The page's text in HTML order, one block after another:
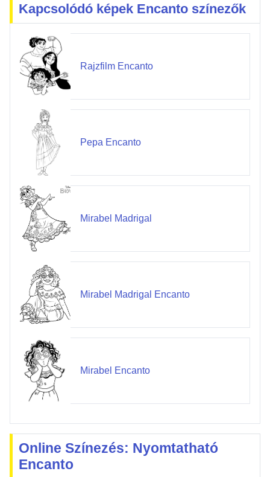
Kapcsolódó képek Encanto színezők
Rajzfilm Encanto
Pepa Encanto
Mirabel Madrigal
Mirabel Madrigal Encanto
Mirabel Encanto
Online Színezés: Nyomtatható
Encanto